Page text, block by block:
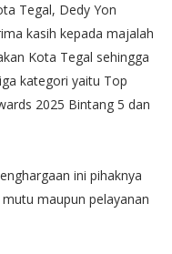
Tegal, Dedy Yon
kasih kepada majalah
Kota Tegal sehingga
kategori yaitu Top
2025 Bintang 5 dan
ini pihaknya
maupun pelayanan